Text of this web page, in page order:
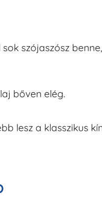
sok szójaszósz
bőven elég.
lesz a klasszikus